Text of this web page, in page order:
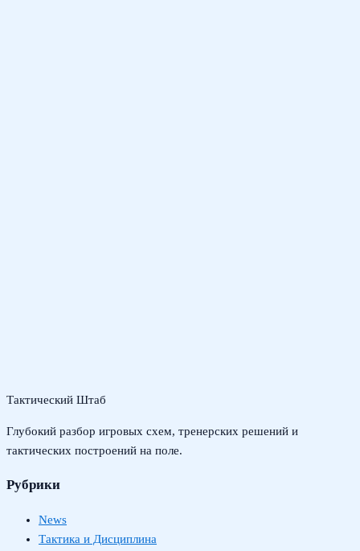
Тактический Штаб
Глубокий разбор игровых схем, тренерских решений и
тактических построений на поле.
Рубрики
News
Тактика и Дисциплина